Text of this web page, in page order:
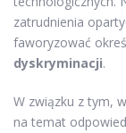
zatrudnienia
faworyzować
dyskryminacji.
W związku z tym,
na temat